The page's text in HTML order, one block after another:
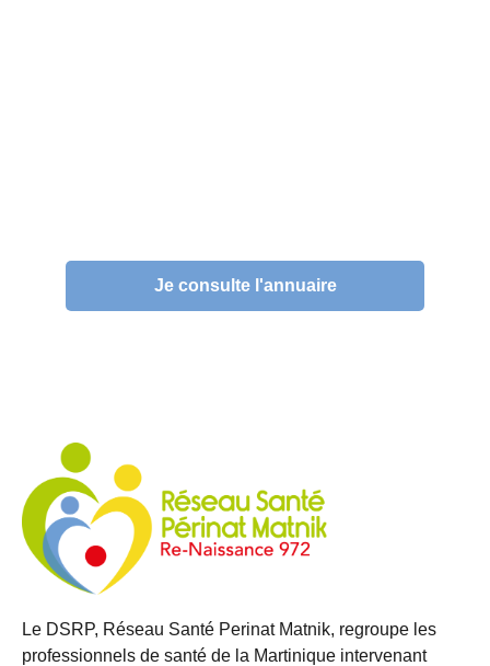
Je consulte l'annuaire
Le DSRP, Réseau Santé Perinat Matnik, regroupe les
professionnels de santé de la Martinique intervenant